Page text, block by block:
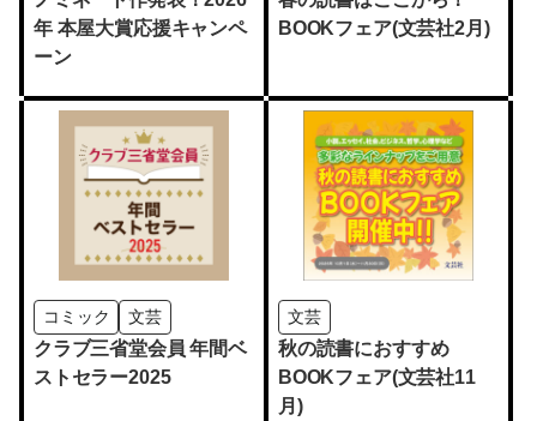
年 本屋大賞応援キャンペ
ーン
BOOKフェア(文芸社2月)
コミック 文芸
クラブ三省堂会員 年間ベ
ストセラー2025
文芸
秋の読書におすすめ
BOOKフェア(文芸社11
月)